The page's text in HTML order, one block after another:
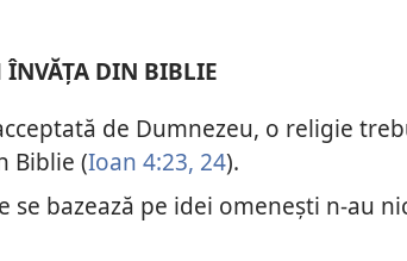
ÎNVĂȚA DIN BIBLIE
de Dumnezeu, o religie
Biblie (Ioan 4:23, 24).
se bazează pe idei omenești n-au